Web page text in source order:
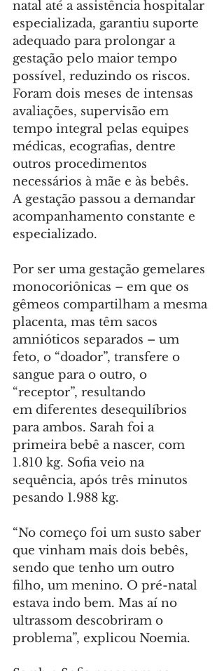
natal até a assistência hospitalar
especializada, garantiu suporte
adequado para prolongar a
gestação pelo maior tempo
possível, reduzindo os riscos.
Foram dois meses de intensas
avaliações, supervisão em
tempo integral pelas equipes
médicas, ecografias, dentre
outros procedimentos
necessários à mãe e às bebês.
A gestação passou a demandar
acompanhamento constante e
especializado.
Por ser uma gestação gemelares
monocoriônicas – em que os
gêmeos compartilham a mesma
placenta, mas têm sacos
amnióticos separados – um
feto, o “doador”, transfere o
sangue para o outro, o
“receptor”, resultando
em diferentes desequilíbrios
para ambos. Sarah foi a
primeira bebê a nascer, com
1.810 kg. Sofia veio na
sequência, após três minutos
pesando 1.988 kg.
“No começo foi um susto saber
que vinham mais dois bebês,
sendo que tenho um outro
filho, um menino. O pré-natal
estava indo bem. Mas aí no
ultrassom descobriram o
problema”, explicou Noemia.